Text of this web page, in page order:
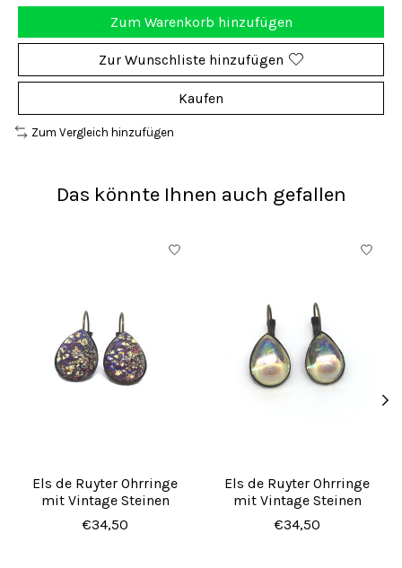
Zum Warenkorb hinzufügen
Zur Wunschliste hinzufügen
Kaufen
Zum Vergleich hinzufügen
Das könnte Ihnen auch gefallen
Produkt-Karussell-Artikel
Els de Ruyter Ohrringe
mit Vintage Steinen
€34,50
Els de Ruyter Ohrringe
mit Vintage Steinen
€34,50